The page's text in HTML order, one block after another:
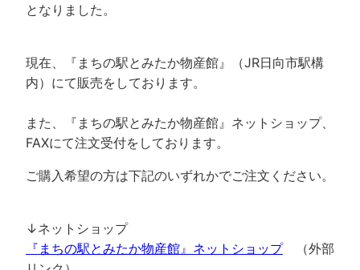
となりました。
現在、『まちの駅とみたか物産館』（JR日向市駅構
内）にて販売をしております。
また、『まちの駅とみたか物産館』ネットショップ、
FAXにて注文受付をしております。
ご購入希望の方は下記のいずれかでご注文ください。
↓ネットショップ
『まちの駅とみたか物産館』ネットショップ（外部